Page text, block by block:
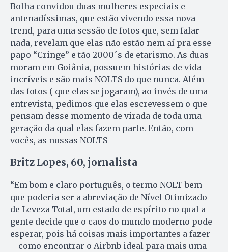
Bolha convidou duas mulheres especiais e
antenadíssimas, que estão vivendo essa nova
trend, para uma sessão de fotos que, sem falar
nada, revelam que elas não estão nem aí pra esse
papo “Cringe” e tão 2000´s de etarismo. As duas
moram em Goiânia, possuem histórias de vida
incríveis e são mais NOLTS do que nunca. Além
das fotos ( que elas se jogaram), ao invés de uma
entrevista, pedimos que elas escrevessem o que
pensam desse momento de virada de toda uma
geração da qual elas fazem parte. Então, com
vocês, as nossas NOLTS
Britz Lopes, 60, jornalista
“Em bom e claro português, o termo NOLT bem
que poderia ser a abreviação de Nível Otimizado
de Leveza Total, um estado de espírito no qual a
gente decide que o caos do mundo moderno pode
esperar, pois há coisas mais importantes a fazer
– como encontrar o Airbnb ideal para mais uma